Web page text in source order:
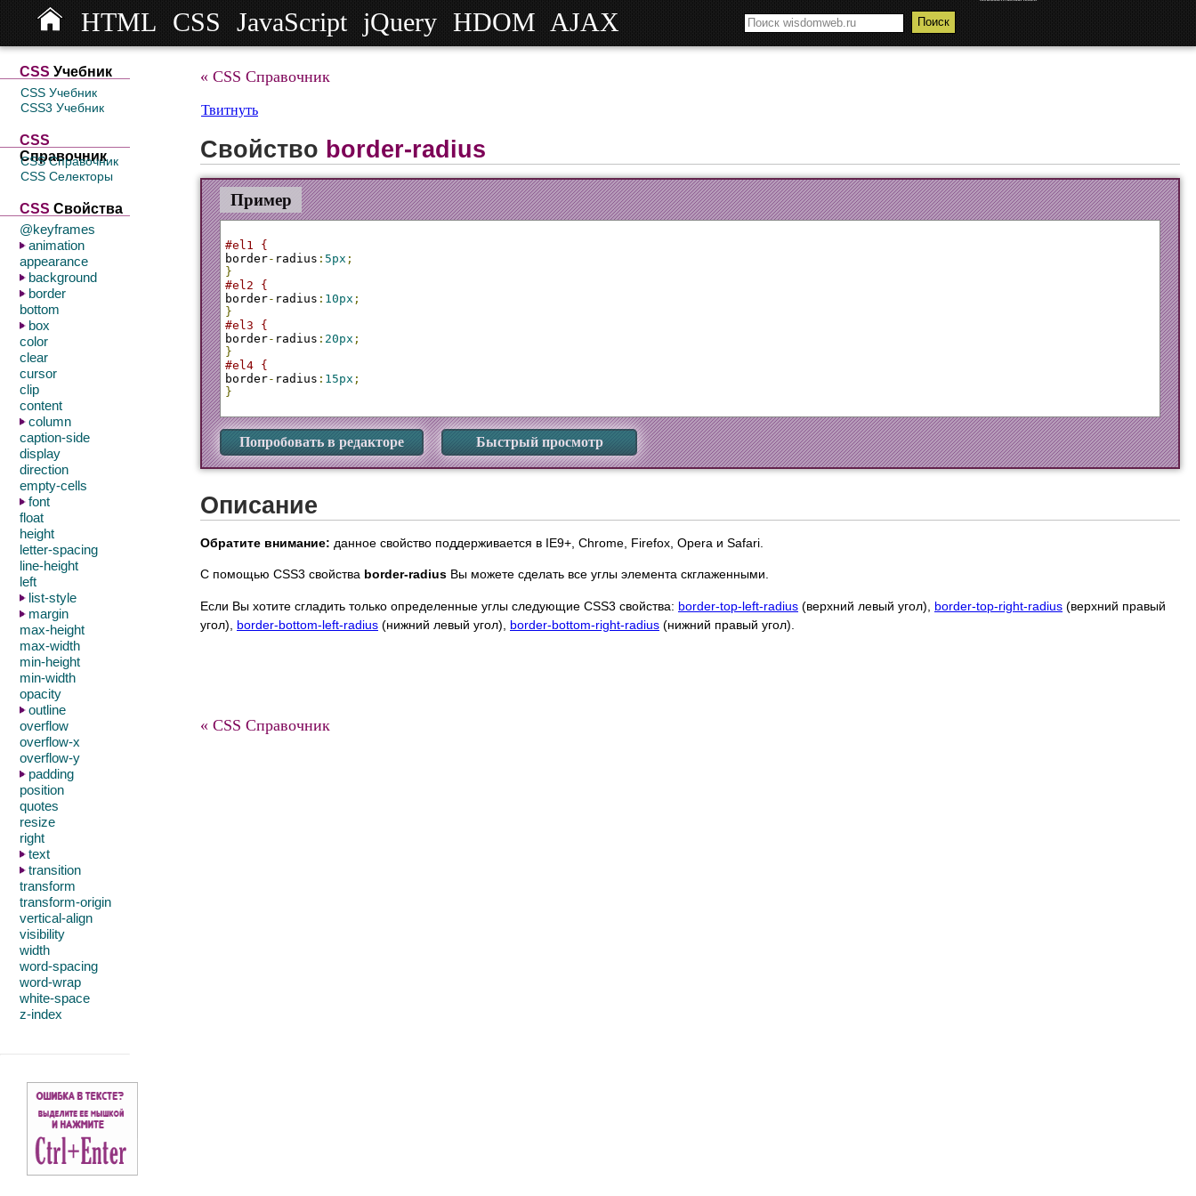
HTML CSS JavaScript jQuery HDOM AJAX
СSS Учебник
CSS Учебник
CSS3 Учебник
CSS
Справочник
CSS Справочник
CSS Селекторы
CSS Свойства
@keyframes
animation
appearance
background
border
bottom
box
color
clear
cursor
clip
content
column
caption-side
display
direction
empty-cells
font
float
height
letter-spacing
line-height
left
list-style
margin
max-height
max-width
min-height
min-width
opacity
outline
overflow
overflow-x
overflow-y
padding
position
quotes
resize
right
text
transition
transform
transform-origin
vertical-align
visibility
width
word-spacing
word-wrap
white-space
z-index
« CSS Справочник
Твитнуть
Свойство border-radius
Пример
#el1 {
border- radius : 5px ;
}
#el2 {
border- radius : 10px ;
}
#el3 {
border- radius : 20px ;
}
#el4 {
border- radius : 15px ;
}
Попробовать в редакторе Быстрый просмотр
Описание
Обратите внимание: данное свойство поддерживается в IE9+, Chrome, Firefox, Opera и Safari.
С помощью CSS3 свойства border-radius Вы можете сделать все углы элемента скглаженными.
Если Вы хотите сгладить только определенные углы следующие CSS3 свойства: border-top-left-radius (верхний левый угол), border-top-right-radius (верхний правый
угол), border-bottom-left-radius (нижний левый угол), border-bottom-right-radius (нижний правый угол).
« CSS Справочник